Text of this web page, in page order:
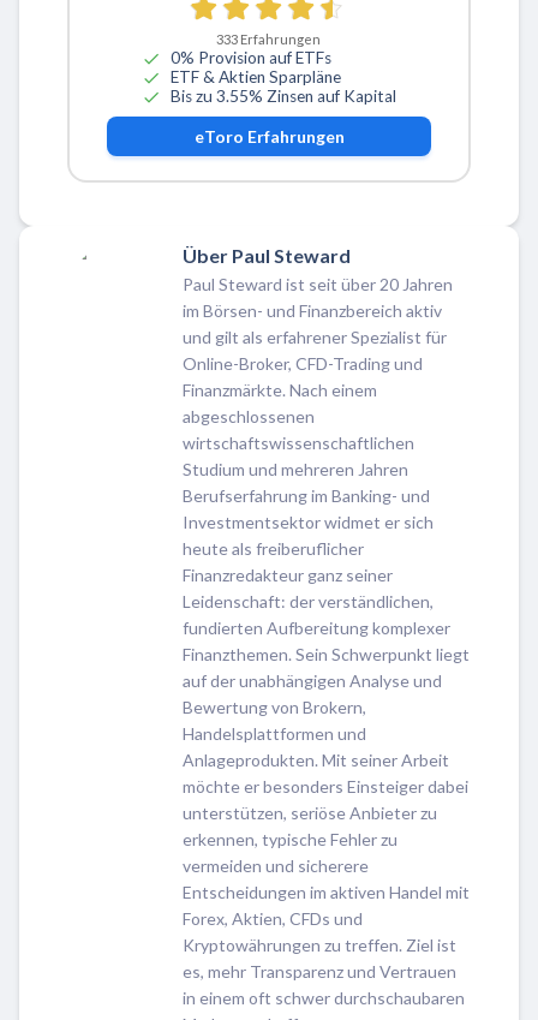
333 Erfahrungen
0% Provision auf ETFs
ETF & Aktien Sparpläne
Bis zu 3.55% Zinsen auf Kapital
eToro Erfahrungen
Über Paul Steward
Paul Steward ist seit über 20 Jahren
im Börsen- und Finanzbereich aktiv
und gilt als erfahrener Spezialist für
Online-Broker, CFD-Trading und
Finanzmärkte. Nach einem
abgeschlossenen
wirtschaftswissenschaftlichen
Studium und mehreren Jahren
Berufserfahrung im Banking- und
Investmentsektor widmet er sich
heute als freiberuflicher
Finanzredakteur ganz seiner
Leidenschaft: der verständlichen,
fundierten Aufbereitung komplexer
Finanzthemen. Sein Schwerpunkt liegt
auf der unabhängigen Analyse und
Bewertung von Brokern,
Handelsplattformen und
Anlageprodukten. Mit seiner Arbeit
möchte er besonders Einsteiger dabei
unterstützen, seriöse Anbieter zu
erkennen, typische Fehler zu
vermeiden und sicherere
Entscheidungen im aktiven Handel mit
Forex, Aktien, CFDs und
Kryptowährungen zu treffen. Ziel ist
es, mehr Transparenz und Vertrauen
in einem oft schwer durchschaubaren